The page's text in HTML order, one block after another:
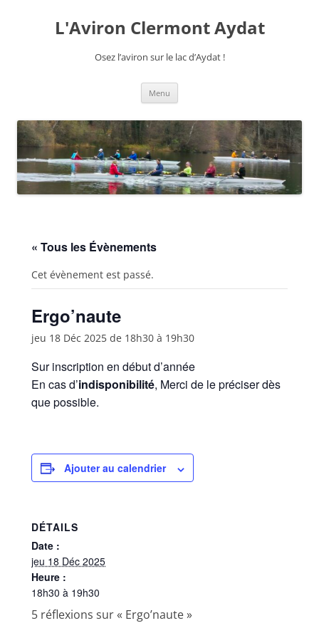
L'Aviron Clermont Aydat
Osez l’aviron sur le lac d’Aydat !
Menu
« Tous les Évènements
Cet évènement est passé.
Ergo’naute
jeu 18 Déc 2025 de 18h30 à 19h30
Sur inscription en début d’année
En cas d’indisponibilité, Merci de le préciser dès
que possible.
Ajouter au calendrier
DÉTAILS
Date :
jeu 18 Déc 2025
Heure :
18h30 à 19h30
5 réflexions sur « Ergo’naute»